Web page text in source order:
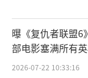
曝《复仇者联盟6
部电影塞满所有
2026-07-22 10:33:16